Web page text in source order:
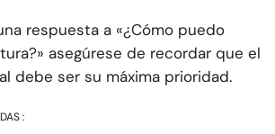
respuesta a «¿Cómo puedo
asegúrese de recordar que el
debe ser su máxima prioridad.
: